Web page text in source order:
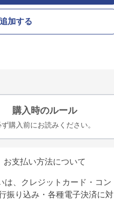
加する
購入時のルール
ず購入前にお読みください。
お支払い方法について
は、クレジットカード・コン
振り込み・各種電子決済に対